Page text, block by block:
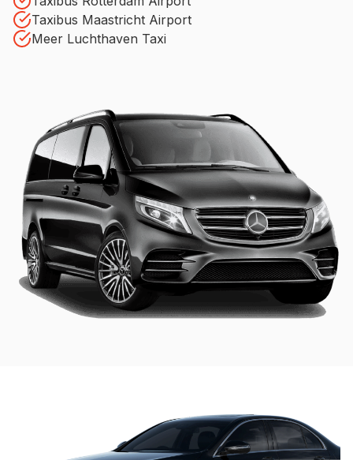
Taxibus Maastricht Airport
Meer Luchthaven Taxi